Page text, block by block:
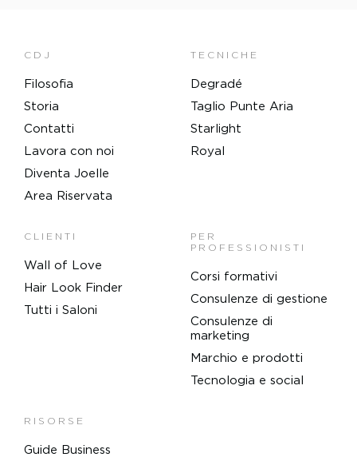
CDJ
Filosofia
Storia
Contatti
Lavora con noi
Diventa Joelle
Area Riservata
TECNICHE
Degradé
Taglio Punte Aria
Starlight
Royal
CLIENTI
Wall of Love
Hair Look Finder
Tutti i Saloni
PER
PROFESSIONISTI
Corsi formativi
Consulenze di gestione
Consulenze di
marketing
Marchio e prodotti
Tecnologia e social
RISORSE
Guide Business